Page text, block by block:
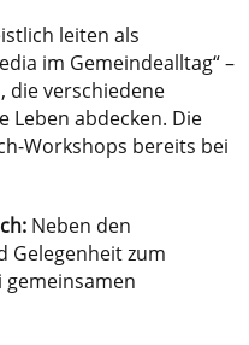
leiten als
im Gemeindealltag“ –
die verschiedene
Leben abdecken. Die
Workshops bereits bei
Neben den
Gelegenheit zum
gemeinsamen